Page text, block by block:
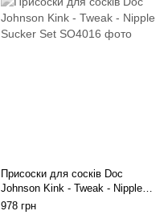
Присоски для сосків Doc
Johnson Kink - Tweak - Nipple
Sucker Set
978 грн